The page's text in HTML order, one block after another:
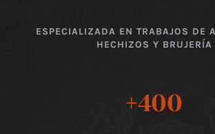
ESPECIALIZADA EN TRABAJOS DE
HECHIZOS Y BRUJERÍA
+400